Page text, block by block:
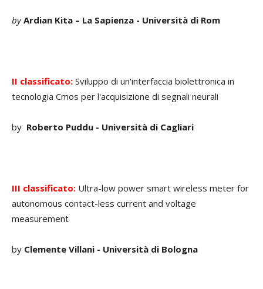
byArdian Kita – La Sapienza - Università di Rom
II classificato: Sviluppo di un'interfaccia biolettronica in
tecnologia Cmos per l'acquisizione di segnali neurali
by Roberto Puddu - Università di Cagliari
III classificato: Ultra-low power smart wireless meter for
autonomous contact-less current and voltage
measurement
by Clemente Villani - Università di Bologna